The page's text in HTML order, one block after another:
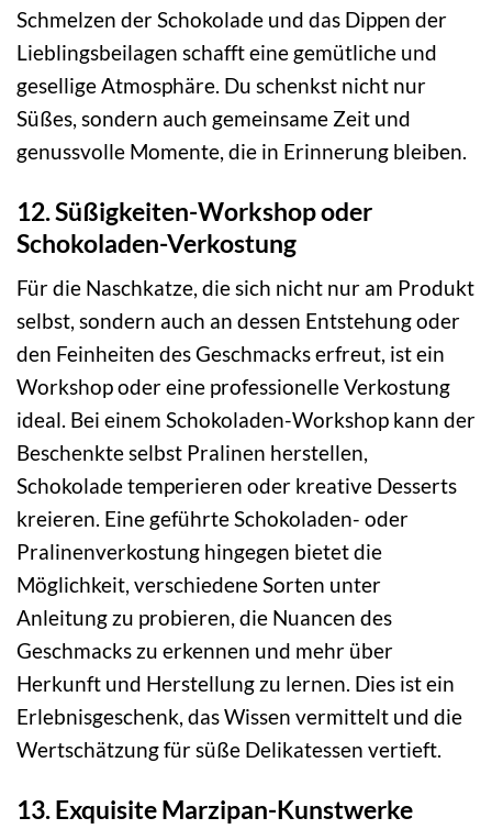
Schmelzen der Schokolade und das Dippen der
Lieblingsbeilagen schafft eine gemütliche und
gesellige Atmosphäre. Du schenkst nicht nur
Süßes, sondern auch gemeinsame Zeit und
genussvolle Momente, die in Erinnerung bleiben.
12. Süßigkeiten-Workshop oder
Schokoladen-Verkostung
Für die Naschkatze, die sich nicht nur am Produkt
selbst, sondern auch an dessen Entstehung oder
den Feinheiten des Geschmacks erfreut, ist ein
Workshop oder eine professionelle Verkostung
ideal. Bei einem Schokoladen-Workshop kann der
Beschenkte selbst Pralinen herstellen,
Schokolade temperieren oder kreative Desserts
kreieren. Eine geführte Schokoladen- oder
Pralinenverkostung hingegen bietet die
Möglichkeit, verschiedene Sorten unter
Anleitung zu probieren, die Nuancen des
Geschmacks zu erkennen und mehr über
Herkunft und Herstellung zu lernen. Dies ist ein
Erlebnisgeschenk, das Wissen vermittelt und die
Wertschätzung für süße Delikatessen vertieft.
13. Exquisite Marzipan-Kunstwerke